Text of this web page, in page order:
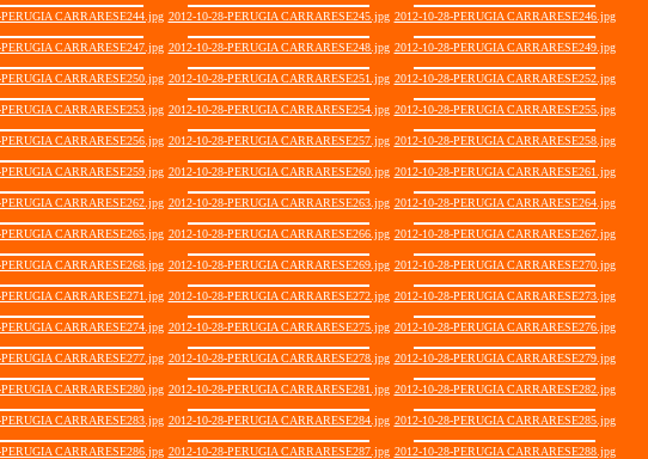
PERUGIA CARRARESE244.jpg 2012-10-28-PERUGIA CARRARESE245.jpg 2012-10-28-PERUGIA CARRARESE246.jpg
PERUGIA CARRARESE247.jpg 2012-10-28-PERUGIA CARRARESE248.jpg 2012-10-28-PERUGIA CARRARESE249.jpg
PERUGIA CARRARESE250.jpg 2012-10-28-PERUGIA CARRARESE251.jpg 2012-10-28-PERUGIA CARRARESE252.jpg
PERUGIA CARRARESE253.jpg 2012-10-28-PERUGIA CARRARESE254.jpg 2012-10-28-PERUGIA CARRARESE255.jpg
PERUGIA CARRARESE256.jpg 2012-10-28-PERUGIA CARRARESE257.jpg 2012-10-28-PERUGIA CARRARESE258.jpg
PERUGIA CARRARESE259.jpg 2012-10-28-PERUGIA CARRARESE260.jpg 2012-10-28-PERUGIA CARRARESE261.jpg
PERUGIA CARRARESE262.jpg 2012-10-28-PERUGIA CARRARESE263.jpg 2012-10-28-PERUGIA CARRARESE264.jpg
PERUGIA CARRARESE265.jpg 2012-10-28-PERUGIA CARRARESE266.jpg 2012-10-28-PERUGIA CARRARESE267.jpg
PERUGIA CARRARESE268.jpg 2012-10-28-PERUGIA CARRARESE269.jpg 2012-10-28-PERUGIA CARRARESE270.jpg
PERUGIA CARRARESE271.jpg 2012-10-28-PERUGIA CARRARESE272.jpg 2012-10-28-PERUGIA CARRARESE273.jpg
PERUGIA CARRARESE274.jpg 2012-10-28-PERUGIA CARRARESE275.jpg 2012-10-28-PERUGIA CARRARESE276.jpg
PERUGIA CARRARESE277.jpg 2012-10-28-PERUGIA CARRARESE278.jpg 2012-10-28-PERUGIA CARRARESE279.jpg
PERUGIA CARRARESE280.jpg 2012-10-28-PERUGIA CARRARESE281.jpg 2012-10-28-PERUGIA CARRARESE282.jpg
PERUGIA CARRARESE283.jpg 2012-10-28-PERUGIA CARRARESE284.jpg 2012-10-28-PERUGIA CARRARESE285.jpg
PERUGIA CARRARESE286.jpg 2012-10-28-PERUGIA CARRARESE287.jpg 2012-10-28-PERUGIA CARRARESE288.jpg